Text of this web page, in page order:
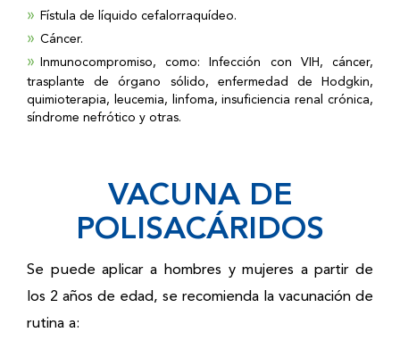
Fístula de líquido cefalorraquídeo.
Cáncer.
Inmunocompromiso, como: Infección con VIH, cáncer,
trasplante de órgano sólido, enfermedad de Hodgkin,
quimioterapia, leucemia, linfoma, insuficiencia renal crónica,
síndrome nefrótico y otras.
VACUNA DE
POLISACÁRIDOS
Se puede aplicar a hombres y mujeres a partir de
los 2 años de edad, se recomienda la vacunación de
rutina a: